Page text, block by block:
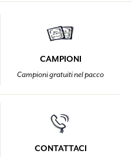
CAMPIONI
Campioni gratuiti nel pacco
CONTATTACI